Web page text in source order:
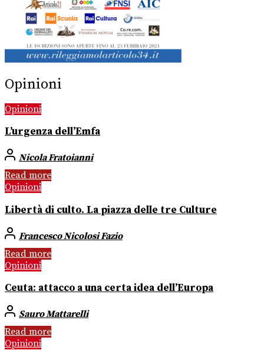
Opinioni
Opinioni
L’urgenza dell’Emfa
Nicola Fratoianni
Read more
Opinioni
Libertà di culto. La piazza delle tre Culture
Francesco Nicolosi Fazio
Read more
Opinioni
Ceuta: attacco a una certa idea dell’Europa
Sauro Mattarelli
Read more
Opinioni